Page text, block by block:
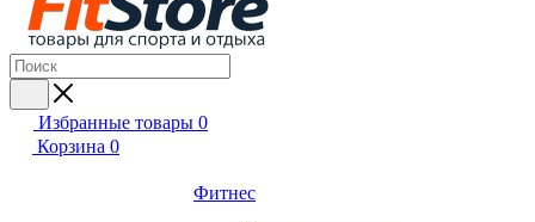
Избранные товары 0
Корзина 0
Фитнес